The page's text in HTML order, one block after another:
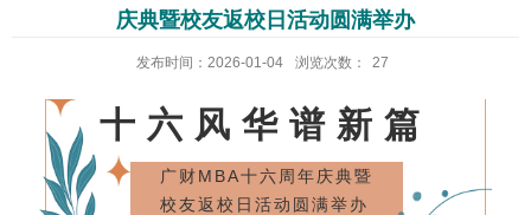
庆典暨校友返校日活动圆满举办
发布时间：2026-01-04 浏览次数： 27
鎏金岁月载初心
十六风华谱新篇
广财MBA十六周年庆典暨
校友返校日活动圆满举办